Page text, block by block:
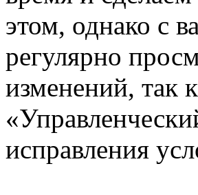
этом, однако с
регулярно
изменений, так
исправления